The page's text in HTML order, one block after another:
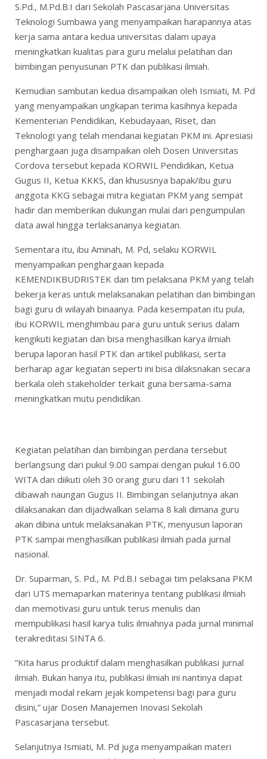
S.Pd., M.Pd.B.I dari Sekolah Pascasarjana Universitas
Teknologi Sumbawa yang menyampaikan harapannya atas
kerja sama antara kedua universitas dalam upaya
meningkatkan kualitas para guru melalui pelatihan dan
bimbingan penyusunan PTK dan publikasi ilmiah.
Kemudian sambutan kedua disampaikan oleh Ismiati, M. Pd
yang menyampaikan ungkapan terima kasihnya kepada
Kementerian Pendidikan, Kebudayaan, Riset, dan
Teknologi yang telah mendanai kegiatan PKM ini. Apresiasi
penghargaan juga disampaikan oleh Dosen Universitas
Cordova tersebut kepada KORWIL Pendidikan, Ketua
Gugus II, Ketua KKKS, dan khususnya bapak/ibu guru
anggota KKG sebagai mitra kegiatan PKM yang sempat
hadir dan memberikan dukungan mulai dari pengumpulan
data awal hingga terlaksananya kegiatan.
Sementara itu, ibu Aminah, M. Pd, selaku KORWIL
menyampaikan penghargaan kepada
KEMENDIKBUDRISTEK dan tim pelaksana PKM yang telah
bekerja keras untuk melaksanakan pelatihan dan bimbingan
bagi guru di wilayah binaanya. Pada kesempatan itu pula,
ibu KORWIL menghimbau para guru untuk serius dalam
kengikuti kegiatan dan bisa menghasilkan karya ilmiah
berupa laporan hasil PTK dan artikel publikasi, serta
berharap agar kegiatan seperti ini bisa dilaksnakan secara
berkala oleh stakeholder terkait guna bersama-sama
meningkatkan mutu pendidikan.
Kegiatan pelatihan dan bimbingan perdana tersebut
berlangsung dari pukul 9.00 sampai dengan pukul 16.00
WITA dan diikuti oleh 30 orang guru dari 11 sekolah
dibawah naungan Gugus II. Bimbingan selanjutnya akan
dilaksanakan dan dijadwalkan selama 8 kali dimana guru
akan dibina untuk melaksanakan PTK, menyusun laporan
PTK sampai menghasilkan publikasi ilmiah pada jurnal
nasional.
Dr. Suparman, S. Pd., M. Pd.B.I sebagai tim pelaksana PKM
dari UTS memaparkan materinya tentang publikasi ilmiah
dan memotivasi guru untuk terus menulis dan
mempublikasi hasil karya tulis ilmiahnya pada jurnal minimal
terakreditasi SINTA 6.
“Kita harus produktif dalam menghasilkan publikasi jurnal
ilmiah. Bukan hanya itu, publikasi ilmiah ini nantinya dapat
menjadi modal rekam jejak kompetensi bagi para guru
disini,” ujar Dosen Manajemen Inovasi Sekolah
Pascasarjana tersebut.
Selanjutnya Ismiati, M. Pd juga menyampaikan materi